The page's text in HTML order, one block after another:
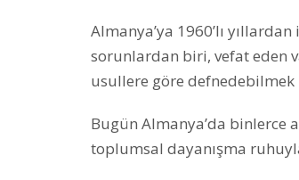
Almanya’ya 1960’lı
sorunlardan biri, vefat eden
usullere göre
Bugün Almanya’da binlerce
toplumsal dayanışma